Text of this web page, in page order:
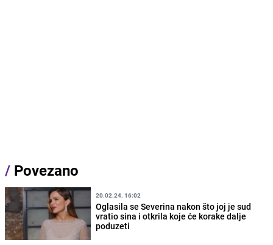
/ Povezano
20.02.24. 16:02
Oglasila se Severina nakon što joj je sud
vratio sina i otkrila koje će korake dalje
poduzeti